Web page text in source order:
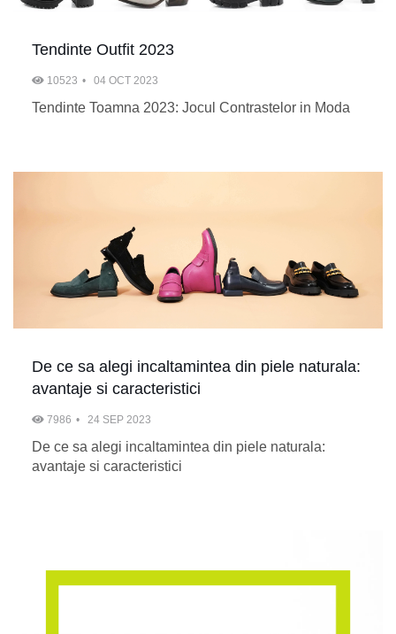
Tendinte Outfit 2023
10523 04 OCT 2023
Tendinte Toamna 2023: Jocul Contrastelor in Moda
De ce sa alegi incaltamintea din piele naturala:
avantaje si caracteristici
7986 24 SEP 2023
De ce sa alegi incaltamintea din piele naturala:
avantaje si caracteristici